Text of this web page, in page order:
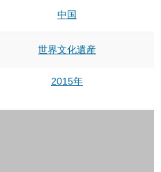
中国
世界文化遺産
2015年